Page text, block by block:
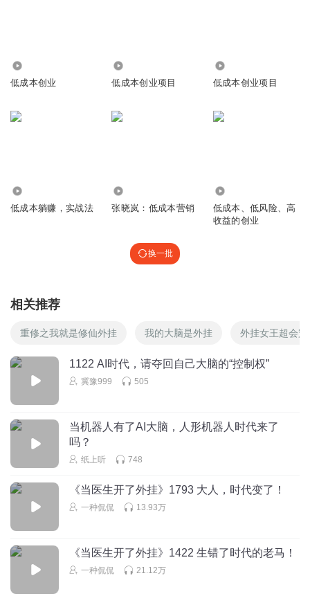
低成本创业 低成本创业项目 低成本创业项目
低成本躺赚，实战法 张晓岚：低成本营销
低成本、低风险、高
收益的创业
换一批
相关推荐
重修之我就是修仙外挂 我的大脑是外挂 外挂女王超会宠
1122 AI时代，请夺回自己大脑的“控制权”
冀豫999 505
当机器人有了AI大脑，人形机器人时代来了
吗？
纸上听 748
《当医生开了外挂》1793 大人，时代变了！
一种侃侃 13.93万
《当医生开了外挂》1422 生错了时代的老马！
一种侃侃 21.12万